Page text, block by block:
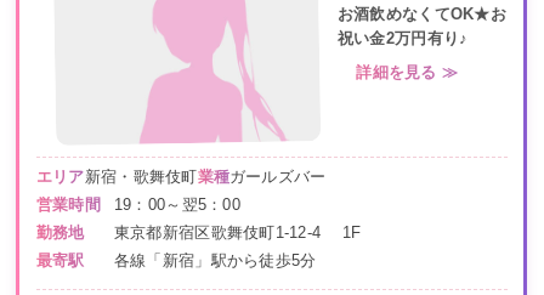
お酒飲めなくてOK★お
祝い金2万円有り♪
詳細を見る ≫
エリア新宿・歌舞伎町業種ガールズバー
営業時間
19：00～翌5：00
勤務地
東京都新宿区歌舞伎町1-12-4 1F
最寄駅
各線「新宿」駅から徒歩5分